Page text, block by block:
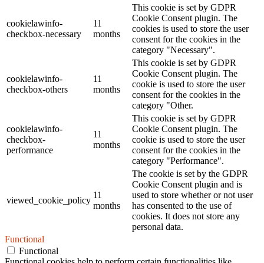
cookielawinfo-
checkbox-necessary
11
months
This cookie is set by GDPR
Cookie Consent plugin. The
cookies is used to store the user
consent for the cookies in the
category "Necessary".
cookielawinfo-
checkbox-others
11
months
This cookie is set by GDPR
Cookie Consent plugin. The
cookie is used to store the user
consent for the cookies in the
category "Other.
cookielawinfo-
checkbox-
performance
11
months
This cookie is set by GDPR
Cookie Consent plugin. The
cookie is used to store the user
consent for the cookies in the
category "Performance".
viewed_cookie_policy
11
months
The cookie is set by the GDPR
Cookie Consent plugin and is
used to store whether or not user
has consented to the use of
cookies. It does not store any
personal data.
Functional
Functional